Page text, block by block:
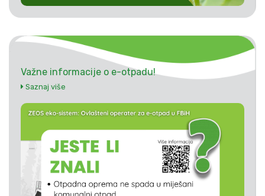
Važne informacije o e-otpadu!
Saznaj više